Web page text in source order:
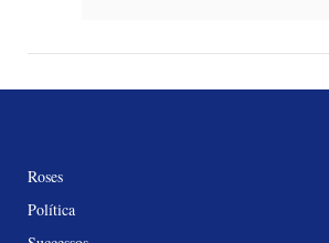
Roses
Política